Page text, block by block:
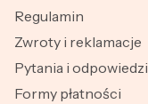
Regulamin
Zwroty i reklamacje
Pytania i odpowiedzi
Formy płatności